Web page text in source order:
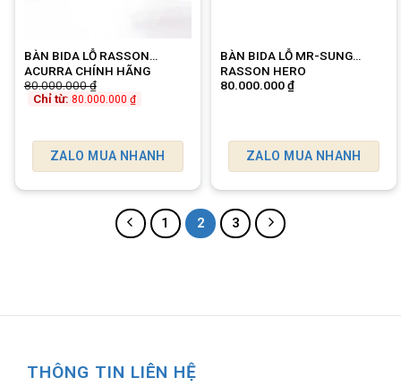
BÀN BIDA LỖ RASSON
ACURRA CHÍNH HÃNG
80.000.000₫
Chỉ từ: 80.000.000 ₫
ZALO MUA NHANH
BÀN BIDA LỖ MR-SUNG
RASSON HERO
80.000.000₫
ZALO MUA NHANH
1 2 3
THÔNG TIN LIÊN HỆ